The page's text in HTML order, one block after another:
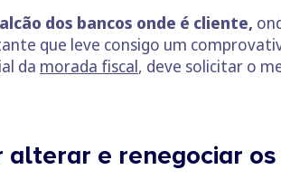
dos bancos onde é cliente,
que leve consigo um
da morada fiscal, deve solicitar o
e renegociar